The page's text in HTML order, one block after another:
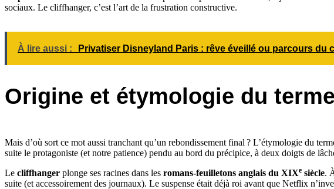
sociaux. Le cliffhanger, c’est l’art de la frustration constructive.
À lire aussi : Privatiser Disneyland Paris : rêve éveillé ou parcours du
Origine et étymologie du
Mais d’où sort ce mot aussi tranchant qu’un rebondissement final ? L’étymologie du
suite le protagoniste (et notre patience) pendu au bord du précipice, à deux doigts de
Le cliffhanger plonge ses racines dans les romans-feuilletons anglais du XIXe siècle.
suite (et accessoirement des journaux). Le suspense était déjà roi avant que Netflix